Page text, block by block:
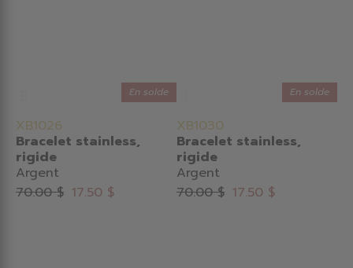
En solde
XB1026
Bracelet stainless,
rigide
Argent
70.00 $ 17.50 $
En solde
XB1030
Bracelet stainless,
rigide
Argent
70.00 $ 17.50 $